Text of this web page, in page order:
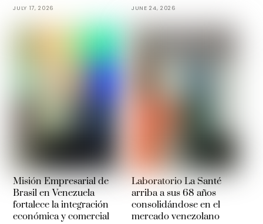
JULY 17, 2026 JUNE 24, 2026
Misión Empresarial de
Brasil en Venezuela
fortalece la integración
económica y comercial
Laboratorio La Santé
arriba a sus 68 años
consolidándose en el
mercado venezolano